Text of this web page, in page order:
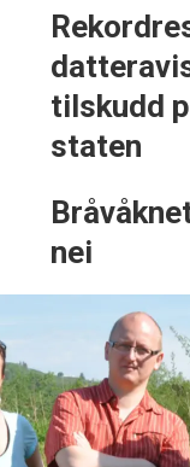
tilskudd
staten
nei